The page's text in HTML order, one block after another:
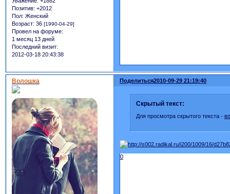
Позитив: +2012
Пол: Женский
Возраст: 36 [1990-04-29]
Провел на форуме:
1 месяц 13 дней
Последний визит:
2012-03-18 20:43:38
Поделиться2010-09-29 21:19:40
Волошка
Скрытый текст:
Для просмотра скрытого текста -
0